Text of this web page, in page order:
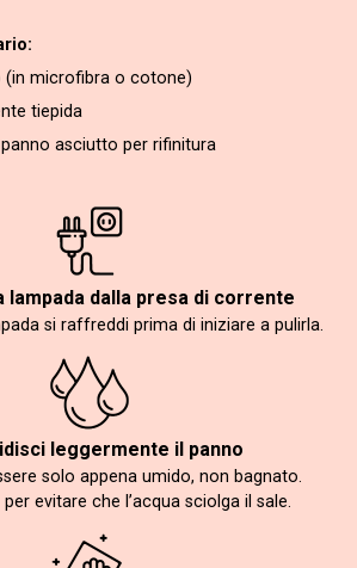
(in microfibra o cotone)
tiepida
asciutto per rifinitura
lampada dalla presa di corrente
si raffreddi prima di iniziare a pulirla.
leggermente il panno
solo appena umido, non bagnato.
evitare che l’acqua sciolga il sale.